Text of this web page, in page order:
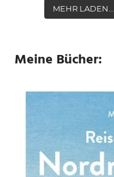
MEHR LADEN…
Meine Bücher: